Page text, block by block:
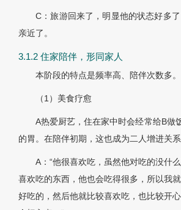
C：旅游回来了，明显他的状态好多
亲近了。
3.1.2 住家陪伴，形同家人
本阶段的特点是频率高、陪伴次数多。
（1）美食疗愈
A热爱厨艺，住在家中时会经常给B做
的胃。在陪伴初期，这也成为二人增进关系
A：“他很喜欢吃，虽然他对吃的没什
喜欢吃的东西，他也会吃得很多，所以我
好吃的，然后他就比较喜欢吃，也比较开